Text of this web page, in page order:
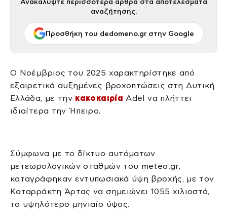
Ανακαλύψτε περισσότερα άρθρα στα αποτελέσματα
αναζήτησης.
Προσθήκη του dedomeno.gr στην Google
Ο Νοέμβριος του 2025 χαρακτηρίστηκε από
εξαιρετικά αυξημένες βροχοπτώσεις στη Δυτική
Ελλάδα, με την κακοκαιρία Adel να πλήττει
ιδιαίτερα την Ήπειρο.
Σύμφωνα με το δίκτυο αυτόματων
μετεωρολογικών σταθμών του meteo.gr,
καταγράφηκαν εντυπωσιακά ύψη βροχής, με τον
Καταρράκτη Άρτας να σημειώνει 1055 χιλιοστά,
το υψηλότερο μηνιαίο ύψος.